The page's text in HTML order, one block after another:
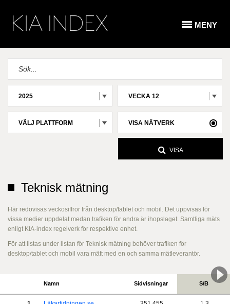
MENY
VISA
2025 VECKA 12
VÄLJ PLATTFORM VISA NÄTVERK
Teknisk mätning
Här redovisas veckosiffror från desktop/tablet och mobil. Det uppvisas för
vissa medier uppdelat medan trafiken för andra är ihopslaget. Samtliga mäts
enligt KIA-index regelverk för respektive enhet.
För att listas under listan för Teknisk mätning behöver trafiken för
desktop/tablet och mobil vara mätt med en och samma mätleverantör.
Namn Sidvisningar S/B